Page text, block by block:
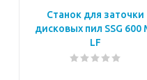
Станок для заточки
дисковых пил SSG 600
LF